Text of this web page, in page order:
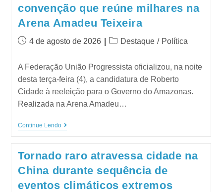
convenção que reúne milhares na
Arena Amadeu Teixeira
4 de agosto de 2026 Destaque / Política
A Federação União Progressista oficializou, na noite
desta terça-feira (4), a candidatura de Roberto
Cidade à reeleição para o Governo do Amazonas.
Realizada na Arena Amadeu…
Continue Lendo
Tornado raro atravessa cidade na
China durante sequência de
eventos climáticos extremos